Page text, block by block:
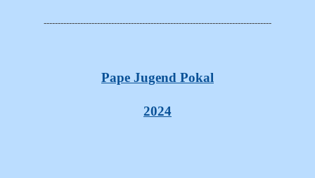
---------------------------------------------------------------------------------
Pape Jugend Pokal
2024